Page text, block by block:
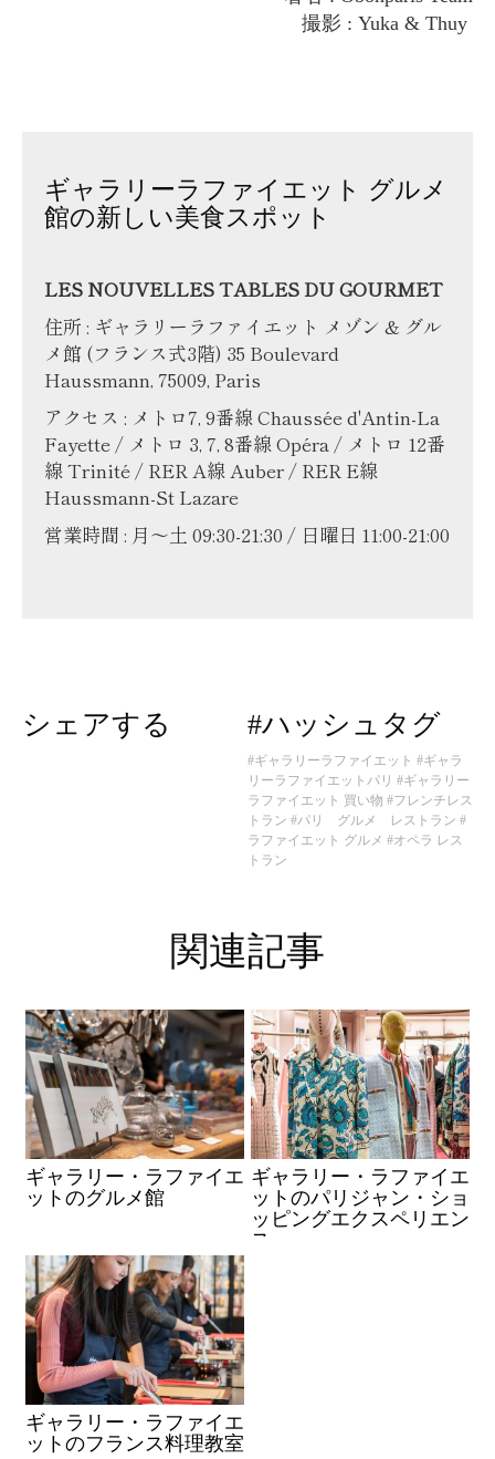
撮影 : Yuka & Thuy
ギャラリーラファイエット グルメ
館の新しい美食スポット
LES NOUVELLES TABLES DU GOURMET
住所 : ギャラリーラファイエット メゾン & グル
メ館 (フランス式3階) 35 Boulevard
Haussmann, 75009, Paris
アクセス : メトロ7, 9番線 Chaussée d'Antin-La
Fayette / メトロ 3, 7, 8番線 Opéra / メトロ 12番
線 Trinité / RER A線 Auber / RER E線
Haussmann-St Lazare
営業時間 : 月〜土 09:30-21:30 / 日曜日 11:00-21:00
シェアする #ハッシュタグ
#ギャラリーラファイエット #ギャラ
リーラファイエットパリ #ギャラリー
ラファイエット 買い物 #フレンチレス
トラン #パリ グルメ レストラン #
ラファイエット グルメ #オペラ レス
トラン
関連記事
ギャラリー・ラファイエ
ットのグルメ館
ギャラリー・ラファイエ
ットのパリジャン・ショ
ッピングエクスペリエン
ス
ギャラリー・ラファイエ
ットのフランス料理教室